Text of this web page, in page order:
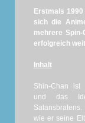
Erstmals
sich die
mehrere
erfolgreich
Inhalt
Shin-Chan ist
und das
wie er seine